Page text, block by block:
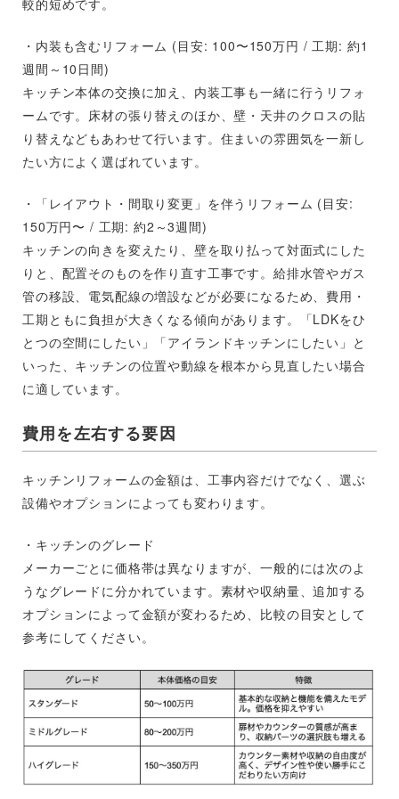
較的短めです。
・内装も含むリフォーム (目安: 100〜150万円 / 工期: 約1
週間～10日間)
キッチン本体の交換に加え、内装工事も一緒に行うリフォ
ームです。床材の張り替えのほか、壁・天井のクロスの貼
り替えなどもあわせて行います。住まいの雰囲気を一新し
たい方によく選ばれています。
・「レイアウト・間取り変更」を伴うリフォーム (目安:
150万円〜 / 工期: 約2～3週間)
キッチンの向きを変えたり、壁を取り払って対面式にした
りと、配置そのものを作り直す工事です。給排水管やガス
管の移設、電気配線の増設などが必要になるため、費用・
工期ともに負担が大きくなる傾向があります。「LDKをひ
とつの空間にしたい」「アイランドキッチンにしたい」と
いった、キッチンの位置や動線を根本から見直したい場合
に適しています。
費用を左右する要因
キッチンリフォームの金額は、工事内容だけでなく、選ぶ
設備やオプションによっても変わります。
・キッチンのグレード
メーカーごとに価格帯は異なりますが、一般的には次のよ
うなグレードに分かれています。素材や収納量、追加する
オプションによって金額が変わるため、比較の目安として
参考にしてください。